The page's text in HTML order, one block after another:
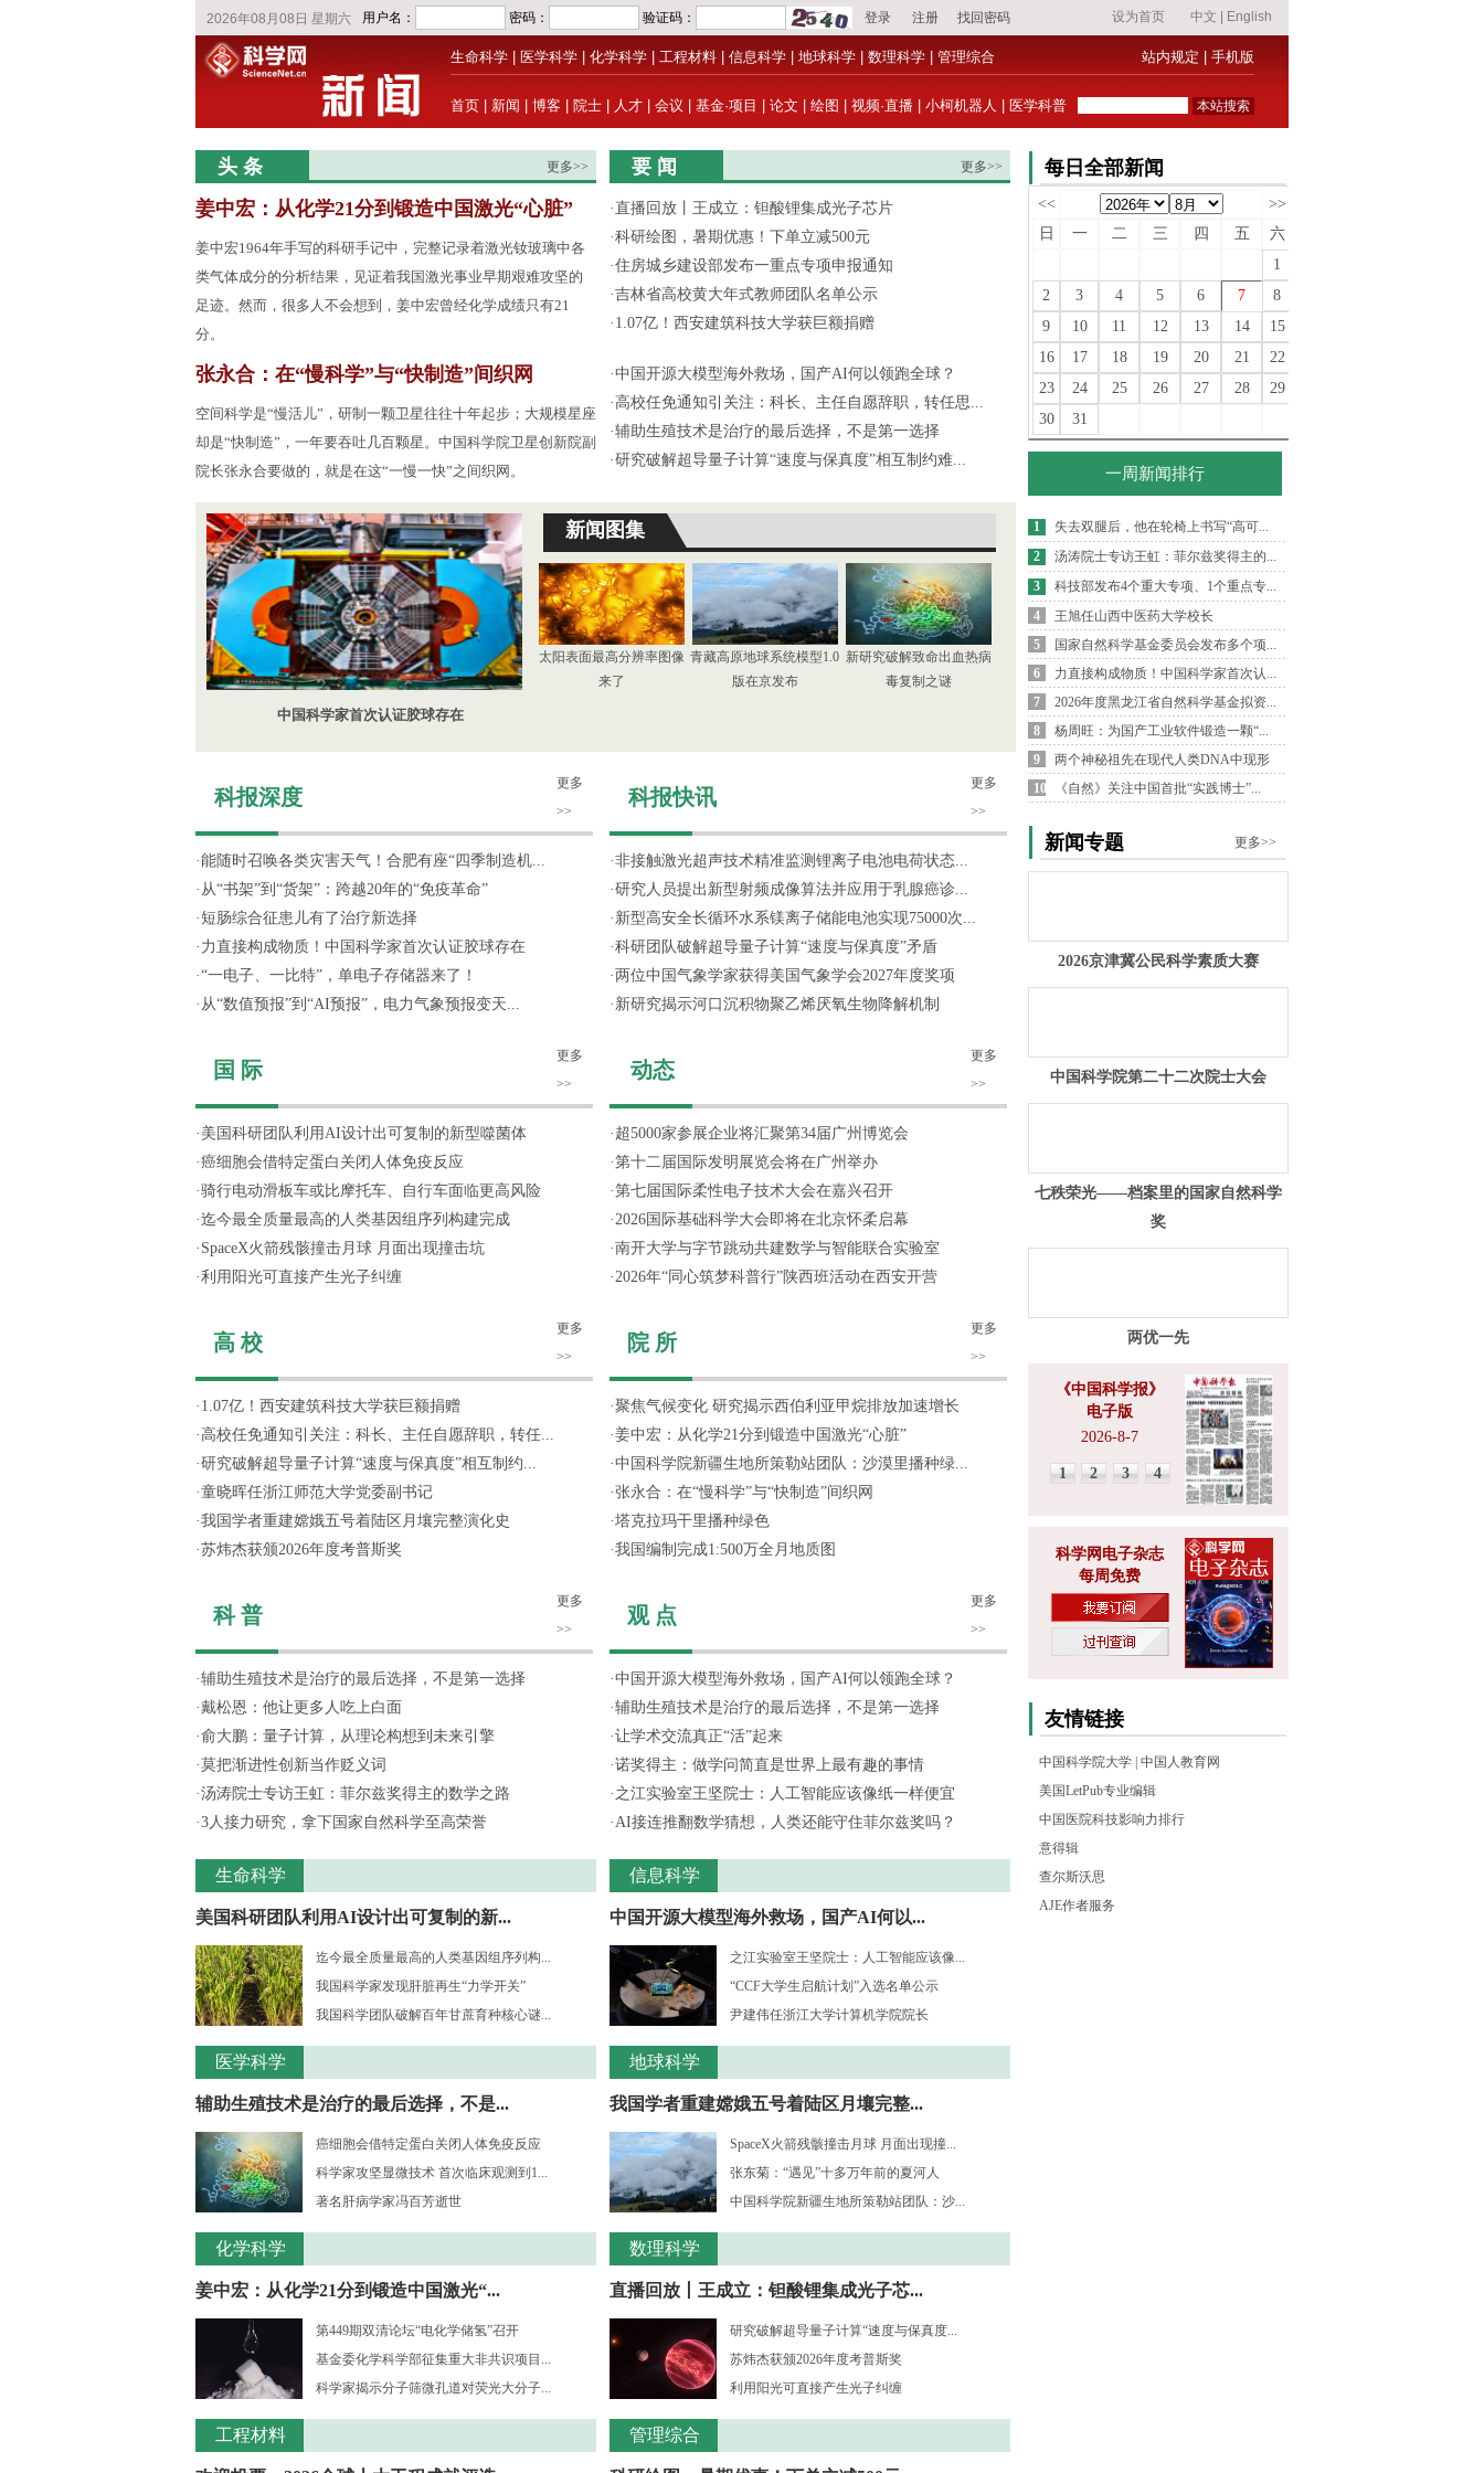
生命科学 医学科学 化学科学 工程材料 信息科学 地球科学 数理科学 管理综合 站内规定 手机版
首页 新闻 博客 院士 人才 会议 基金·项目 论文 绘图 视频·直播 小柯机器人 医学科普
头 条 更多>>
姜中宏：从化学21分到锻造中国激光“心脏”
姜中宏1964年手写的科研手记中，完整记录着激光钕玻璃中各
类气体成分的分析结果，见证着我国激光事业早期艰难攻坚的
足迹。然而，很多人不会想到，姜中宏曾经化学成绩只有21
分。
张永合：在“慢科学”与“快制造”间织网
空间科学是“慢活儿”，研制一颗卫星往往十年起步；大规模星座
却是“快制造”，一年要吞吐几百颗星。中国科学院卫星创新院副
院长张永合要做的，就是在这“一慢一快”之间织网。
要 闻 更多>>
·直播回放丨王成立：钽酸锂集成光子芯片
·科研绘图，暑期优惠！下单立减500元
·住房城乡建设部发布一重点专项申报通知
·吉林省高校黄大年式教师团队名单公示
· 1.07亿！西安建筑科技大学获巨额捐赠
·中国开源大模型海外救场，国产AI何以领跑全球？
· 高校任免通知引关注：科长、主任自愿辞职，转任思...
·辅助生殖技术是治疗的最后选择，不是第一选择
·研究破解超导量子计算“速度与保真度”相互制约难...
中国科学家首次认证胶球存在
新闻图集
太阳表面最高分辨率图像
来了
青藏高原地球系统模型1.0
版在京发布
新研究破解致命出血热病
毒复制之谜
科报深度
更多
>>
·能随时召唤各类灾害天气！合肥有座“四季制造机...
· 从“书架”到“货架”：跨越20年的“免疫革命”
· 短肠综合征患儿有了治疗新选择
· 力直接构成物质！中国科学家首次认证胶球存在
·“一电子、一比特”，单电子存储器来了！
· 从“数值预报”到“AI预报”，电力气象预报变天...
国 际
更多
>>
· 美国科研团队利用AI设计出可复制的新型噬菌体
·癌细胞会借特定蛋白关闭人体免疫反应
·骑行电动滑板车或比摩托车、自行车面临更高风险
·迄今最全质量最高的人类基因组序列构建完成
· SpaceX火箭残骸撞击月球 月面出现撞击坑
·利用阳光可直接产生光子纠缠
高 校
更多
>>
· 1.07亿！西安建筑科技大学获巨额捐赠
· 高校任免通知引关注：科长、主任自愿辞职，转任...
·研究破解超导量子计算“速度与保真度”相互制约...
·童晓晖任浙江师范大学党委副书记
·我国学者重建嫦娥五号着陆区月壤完整演化史
·苏炜杰获颁2026年度考普斯奖
科 普
更多
>>
·辅助生殖技术是治疗的最后选择，不是第一选择
·戴松恩：他让更多人吃上白面
·俞大鹏：量子计算，从理论构想到未来引擎
·莫把渐进性创新当作贬义词
·汤涛院士专访王虹：菲尔兹奖得主的数学之路
·3人接力研究，拿下国家自然科学至高荣誉
生命科学
美国科研团队利用AI设计出可复制的新...
迄今最全质量最高的人类基因组序列构...
我国科学家发现肝脏再生“力学开关”
我国科学团队破解百年甘蔗育种核心谜...
医学科学
辅助生殖技术是治疗的最后选择，不是...
癌细胞会借特定蛋白关闭人体免疫反应
科学家攻坚显微技术 首次临床观测到1...
著名肝病学家冯百芳逝世
化学科学
姜中宏：从化学21分到锻造中国激光“...
第449期双清论坛“电化学储氢”召开
基金委化学科学部征集重大非共识项目...
科学家揭示分子筛微孔道对荧光大分子...
工程材料
科报快讯
更多
>>
·非接触激光超声技术精准监测锂离子电池电荷状态...
·研究人员提出新型射频成像算法并应用于乳腺癌诊...
· 新型高安全长循环水系镁离子储能电池实现75000次...
·科研团队破解超导量子计算“速度与保真度”矛盾
· 两位中国气象学家获得美国气象学会2027年度奖项
· 新研究揭示河口沉积物聚乙烯厌氧生物降解机制
动态
更多
>>
· 超5000家参展企业将汇聚第34届广州博览会
·第十二届国际发明展览会将在广州举办
·第七届国际柔性电子技术大会在嘉兴召开
·2026国际基础科学大会即将在北京怀柔启幕
·南开大学与字节跳动共建数学与智能联合实验室
·2026年“同心筑梦科普行”陕西班活动在西安开营
院 所
更多
>>
·聚焦气候变化 研究揭示西伯利亚甲烷排放加速增长
·姜中宏：从化学21分到锻造中国激光“心脏”
·中国科学院新疆生地所策勒站团队：沙漠里播种绿...
·张永合：在“慢科学”与“快制造”间织网
·塔克拉玛干里播种绿色
·我国编制完成1:500万全月地质图
观 点
更多
>>
·中国开源大模型海外救场，国产AI何以领跑全球？
·辅助生殖技术是治疗的最后选择，不是第一选择
·让学术交流真正“活”起来
·诺奖得主：做学问简直是世界上最有趣的事情
· 之江实验室王坚院士：人工智能应该像纸一样便宜
·AI接连推翻数学猜想，人类还能守住菲尔兹奖吗？
信息科学
中国开源大模型海外救场，国产AI何以...
之江实验室王坚院士：人工智能应该像...
“CCF大学生启航计划”入选名单公示
尹建伟任浙江大学计算机学院院长
地球科学
我国学者重建嫦娥五号着陆区月壤完整...
SpaceX火箭残骸撞击月球 月面出现撞...
张东菊：“遇见”十多万年前的夏河人
中国科学院新疆生地所策勒站团队：沙...
数理科学
直播回放丨王成立：钽酸锂集成光子芯...
研究破解超导量子计算“速度与保真度...
苏炜杰获颁2026年度考普斯奖
利用阳光可直接产生光子纠缠
管理综合
每日全部新闻
<<
>>
日
一 二 三 四 五
六
1
2
3 4 5 6 7
8
9
10 11 12 13 14
15
16
17 18 19 20 21
22
23
24 25 26 27 28
29
30
31
一周新闻排行
1
失去双腿后，他在轮椅上书写“高可...
2
汤涛院士专访王虹：菲尔兹奖得主的...
3
科技部发布4个重大专项、1个重点专...
4
王旭任山西中医药大学校长
5
国家自然科学基金委员会发布多个项...
6
力直接构成物质！中国科学家首次认...
7
2026年度黑龙江省自然科学基金拟资...
8
杨周旺：为国产工业软件锻造一颗“...
9
两个神秘祖先在现代人类DNA中现形
10
《自然》关注中国首批“实践博士”...
新闻专题 更多>>
2026京津冀公民科学素质大赛
中国科学院第二十二次院士大会
七秩荣光——档案里的国家自然科学
奖
两优一先
《中国科学报》
电子版
2026-8-7
1 2 3 4
科学网电子杂志
每周免费
友情链接
中国科学院大学 中国人教育网
美国LetPub专业编辑
中国医院科技影响力排行
意得辑
查尔斯沃思
AJE作者服务